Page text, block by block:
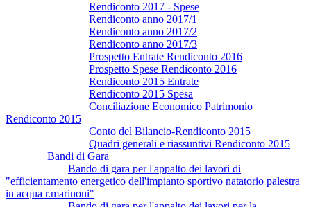
Rendiconto 2017 - Spese
Rendiconto anno 2017/1
Rendiconto anno 2017/2
Rendiconto anno 2017/3
Prospetto Entrate Rendiconto 2016
Prospetto Spese Rendiconto 2016
Rendiconto 2015 Entrate
Rendiconto 2015 Spesa
Conciliazione Economico Patrimonio
Rendiconto 2015
Conto del Bilancio-Rendiconto 2015
Quadri generali e riassuntivi Rendiconto 2015
Bandi di Gara
Bando di gara per l'appalto dei lavori di
"efficientamento energetico dell'impianto sportivo natatorio palestra
in acqua r.marinoni"